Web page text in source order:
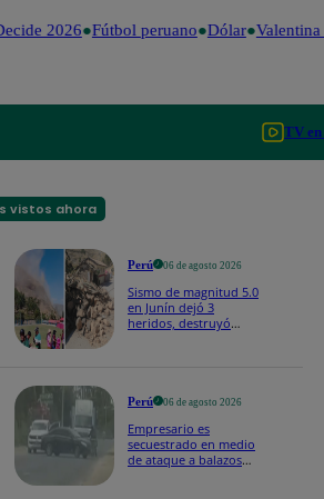
2026 Fútbol peruano Dólar Valentina
TV
vistos ahora
Perú 06 de agosto 2026
Sismo de magnitud 5.0
en Junín dejó 3
heridos, destruyó
Perú 06 de agosto 2026
Empresario es
secuestrado en medio
de ataque a balazos